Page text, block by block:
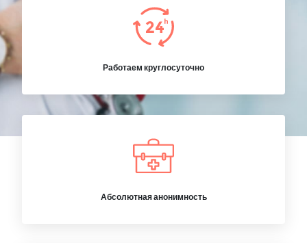
Работаем круглосуточно
Абсолютная анонимность